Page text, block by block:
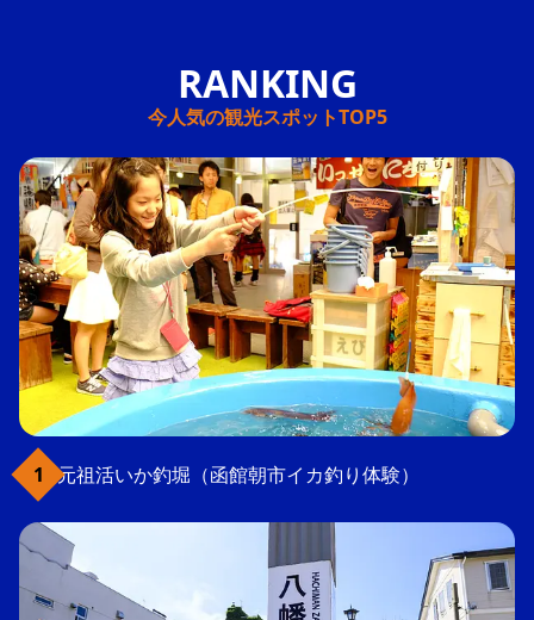
今人気の観光スポットTOP5
元祖活いか釣堀（函館朝市イカ釣り体験）